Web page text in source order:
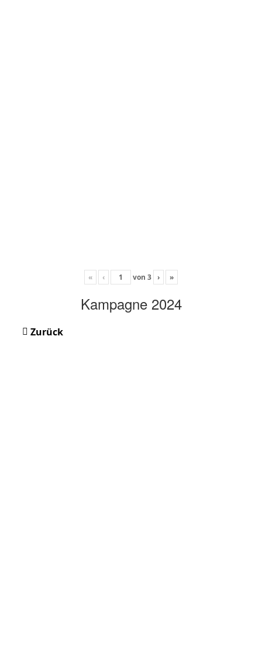
« ‹ von 3 › »
Kampagne 2024
Zurück